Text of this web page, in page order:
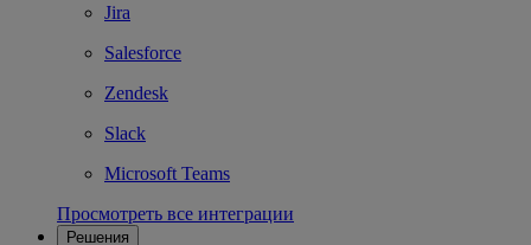
Jira
Salesforce
Zendesk
Slack
Microsoft Teams
Просмотреть все интеграции
Решения